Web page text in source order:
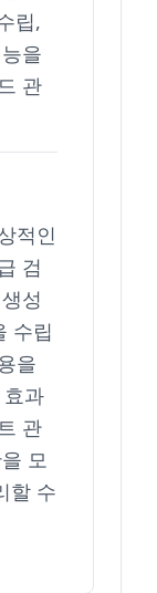
립,
을
관
적인
검
성
수립
을
과
관
모
할 수